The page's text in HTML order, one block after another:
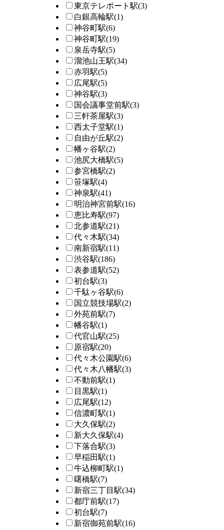
東京テレポート駅(3)
白銀高輪駅(1)
神谷町駅(6)
神谷町駅(19)
泉岳寺駅(5)
溜池山王駅(34)
赤羽駅(5)
広尾駅(5)
神谷駅(3)
国会議事堂前駅(3)
三軒茶屋駅(3)
西太子堂駅(1)
自由が丘駅(2)
幡ヶ谷駅(2)
池尻大橋駅(5)
参宮橋駅(2)
笹塚駅(4)
神泉駅(41)
明治神宮前駅(16)
恵比寿駅(97)
北参道駅(21)
代々木駅(34)
南新宿駅(11)
渋谷駅(186)
表参道駅(52)
初台駅(3)
千駄ヶ谷駅(6)
国立競技場駅(2)
外苑前駅(7)
幡谷駅(1)
代官山駅(25)
原宿駅(20)
代々木公園駅(6)
代々木八幡駅(3)
不動前駅(1)
目黒駅(1)
広尾駅(12)
信濃町駅(1)
大久保駅(2)
新大久保駅(4)
下落合駅(3)
早稲田駅(1)
牛込柳町駅(1)
曙橋駅(7)
新宿三丁目駅(34)
都庁前駅(17)
初台駅(7)
新宿御苑前駅(16)